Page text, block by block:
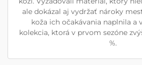
ale dokázal aj vydržať nároky
koža ich očakávania naplnila a
kolekcia, ktorá v prvom sezóne
%.